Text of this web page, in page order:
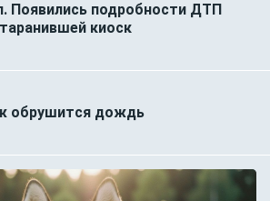
Появились подробности ДТП
киоск
обрушится дождь